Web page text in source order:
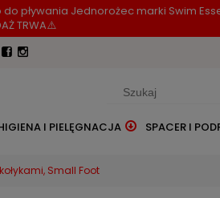
do pływania Jednorożec marki Swim
TRWA⚠️
I PIELĘGNACJA SPACER I
Small Foot